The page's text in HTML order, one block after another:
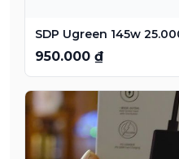
SDP Ugreen 145w
950.000 ₫